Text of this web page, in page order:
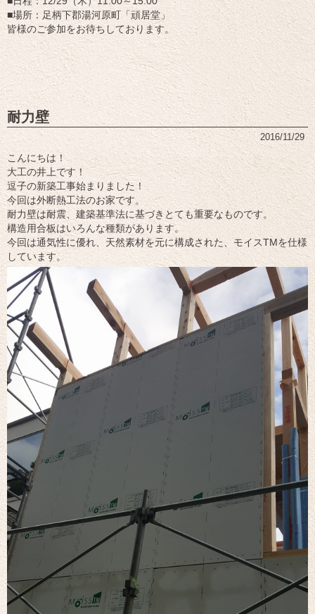
■場所： 足柄下郡湯河原町「頑居堂」
皆様のご参加をお待ちしております。
耐力壁
2016/11/29
こんにちは！
大工の井上です！
逗子の新築工事始まりました！
今回は外断熱工法のお家です。
耐力壁は耐震、建築基準法に基づきとても重要なものです。
構造用合板はいろんな種類があります。
今回は通気性に優れ、天然素材を元に構成された、モイスTMを仕様
しています。